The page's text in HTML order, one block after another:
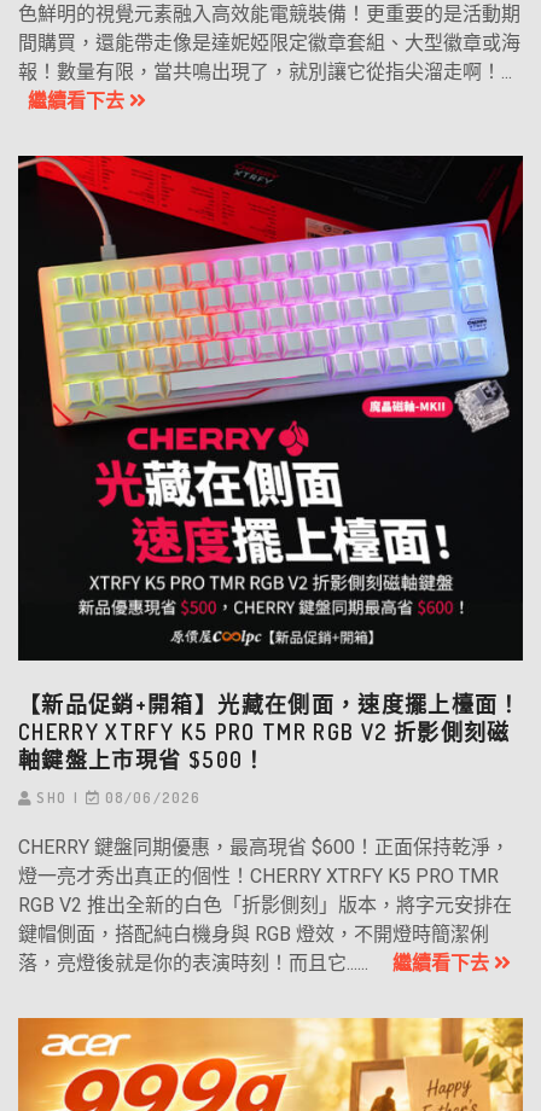
色鮮明的視覺元素融入高效能電競裝備！更重要的是活動期
間購買，還能帶走像是達妮婭限定徽章套組、大型徽章或海
報！數量有限，當共鳴出現了，就別讓它從指尖溜走啊！...
繼續看下去
【新品促銷+開箱】光藏在側面，速度擺上檯面！
CHERRY XTRFY K5 PRO TMR RGB V2 折影側刻磁
軸鍵盤上市現省 $500！
SHO 08/06/2026
CHERRY 鍵盤同期優惠，最高現省 $600！正面保持乾淨，
燈一亮才秀出真正的個性！CHERRY XTRFY K5 PRO TMR
RGB V2 推出全新的白色「折影側刻」版本，將字元安排在
鍵帽側面，搭配純白機身與 RGB 燈效，不開燈時簡潔俐
落，亮燈後就是你的表演時刻！而且它...... 繼續看下去